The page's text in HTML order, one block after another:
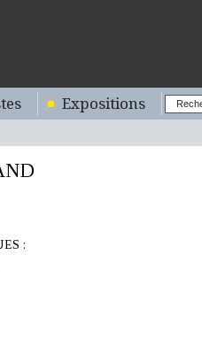
Expositions
: